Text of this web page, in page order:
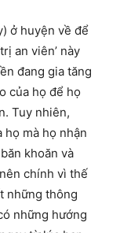
ở huyện về để
an viên’ này
đang gia tăng
của họ để họ
Tuy nhiên,
mà họ nhận
khoăn và
chính vì thế
những thông
những hướng